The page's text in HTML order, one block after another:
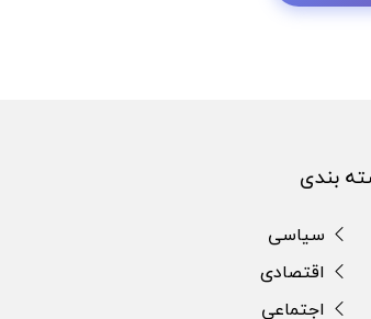
بندی
سیاسی
اقتصادی
اجتماعی